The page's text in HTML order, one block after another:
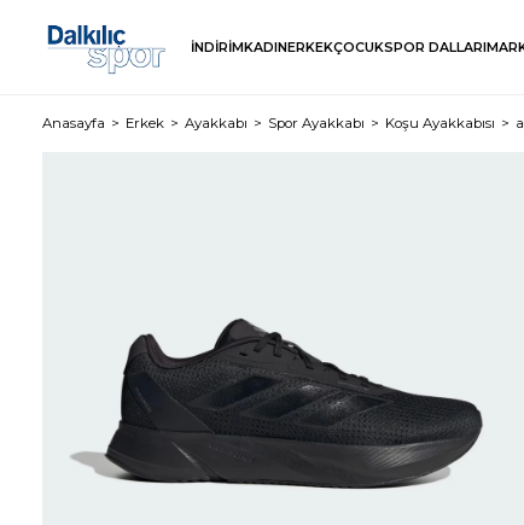
İNDİRİMKADINERKEKÇOCUKSPOR DALLARI
Anasayfa Erkek Ayakkabı Spor Ayakkabı Koşu Ayakkabısı